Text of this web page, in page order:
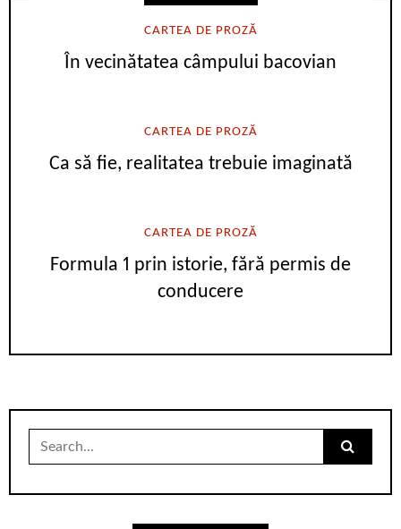
CARTEA DE PROZĂ
În vecinătatea câmpului bacovian
CARTEA DE PROZĂ
Ca să fie, realitatea trebuie imaginată
CARTEA DE PROZĂ
Formula 1 prin istorie, fără permis de
conducere
Search